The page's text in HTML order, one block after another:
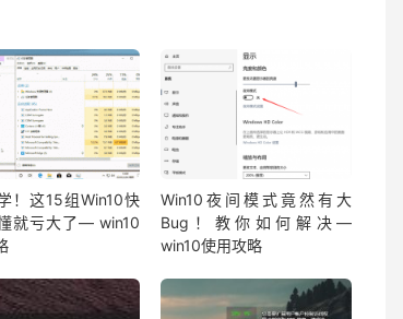
！这15组Win10快
就亏大了— win10
Win10夜间模式竟然有大
Bug！教你如何解决—
win10使用攻略